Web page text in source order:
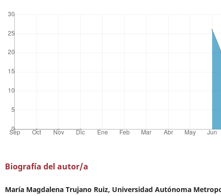
Biografía del autor/a
María Magdalena Trujano Ruiz, Universidad Autónoma